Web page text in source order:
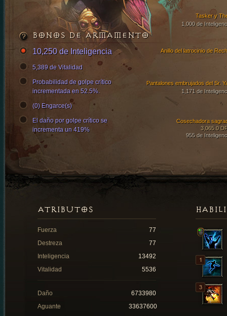
Tasker y
1,000 de
Pantalones embrujados del Sr.
1,171 de
Cosechadora
3,065.0
955 de
Anillo del latrocinio de
BONOS DE ARMAMENTO
10,250 de Inteligencia
5,389 de Vitalidad
Probabilidad de golpe crítico
incrementada en 52.5%.
(0) Engarce(s)
El daño por golpe crítico se
incrementa un 419%
ATRIBUTOS
Fuerza
77
Destreza
77
Inteligencia
13492
Vitalidad
5536
Daño
6733980
Aguante
33637600